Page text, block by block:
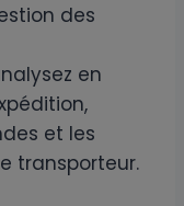
des
en
et les
transporteur.